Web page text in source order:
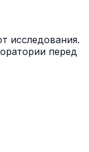
исследования.
перед